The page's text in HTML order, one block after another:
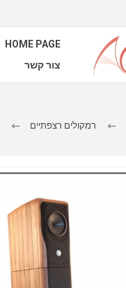
HOME PAGE
צור קשר
רמקולים רצפתיים